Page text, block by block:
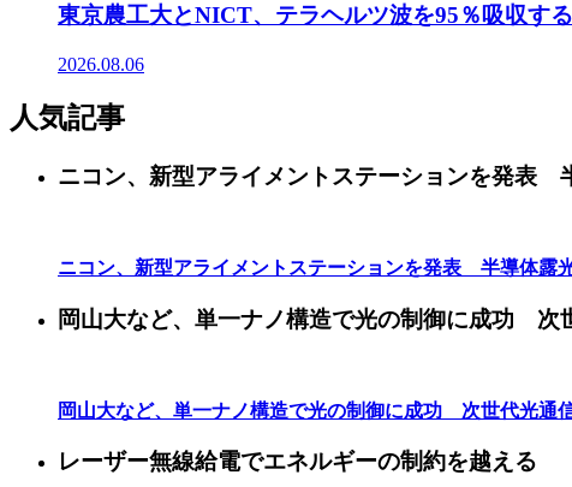
東京農工大とNICT、テラヘルツ波を95％吸収す
2026.08.06
人気記事
ニコン、新型アライメントステーションを発表
ニコン、新型アライメントステーションを発表 半導体露
岡山大など、単一ナノ構造で光の制御に成功 次
岡山大など、単一ナノ構造で光の制御に成功 次世代光通
レーザー無線給電でエネルギーの制約を越える